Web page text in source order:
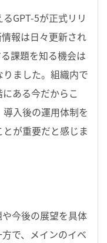
GPT-5が正式リリ
報は日々更新され
課題を知る機会は
ました。組織内で
ある今だからこ
入後の運用体制を
が重要だと感じま
今後の展望を具体
で、メインのイベ